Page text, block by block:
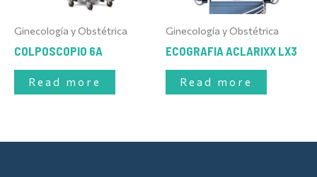
Ginecología y Obstétrica
COLPOSCOPIO 6A
Read more
Ginecología y Obstétrica
ECOGRAFIA ACLARIXX LX3
Read more